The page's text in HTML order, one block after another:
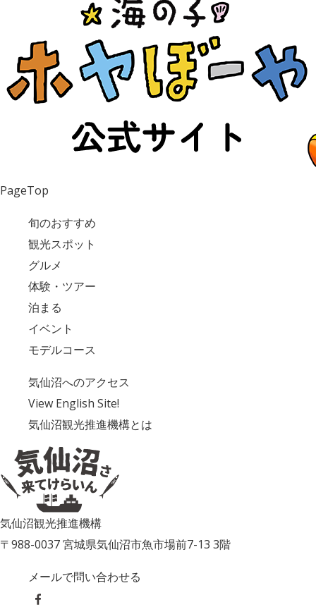
PageTop
旬のおすすめ
観光スポット
グルメ
体験・ツアー
泊まる
イベント
モデルコース
気仙沼へのアクセス
View English Site!
気仙沼観光推進機構とは
気仙沼観光推進機構
〒988-0037 宮城県気仙沼市魚市場前7-13 3階
メールで問い合わせる